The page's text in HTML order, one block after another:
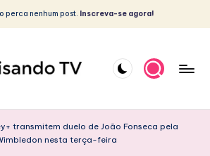
perca nenhum post. Inscreva-se agora!
transmitem duelo de João Fonseca pela
nesta terça-feira